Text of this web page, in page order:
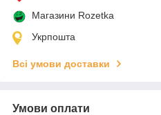
Магазини Rozetka
Укрпошта
Всі умови доставки
Умови оплати